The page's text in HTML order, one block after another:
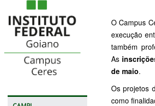
O Campus
execução
também
As
de maio.
Os projetos
como